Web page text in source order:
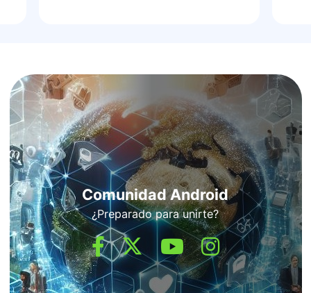
Comunidad Android
¿Preparado para unirte?